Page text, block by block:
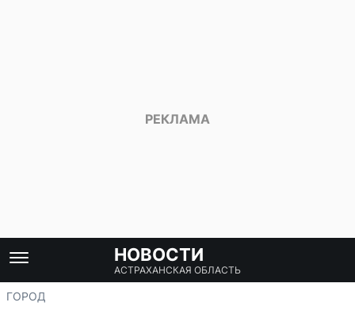
НОВОСТИ
АСТРАХАНСКАЯ ОБЛАСТЬ
ГОРОД